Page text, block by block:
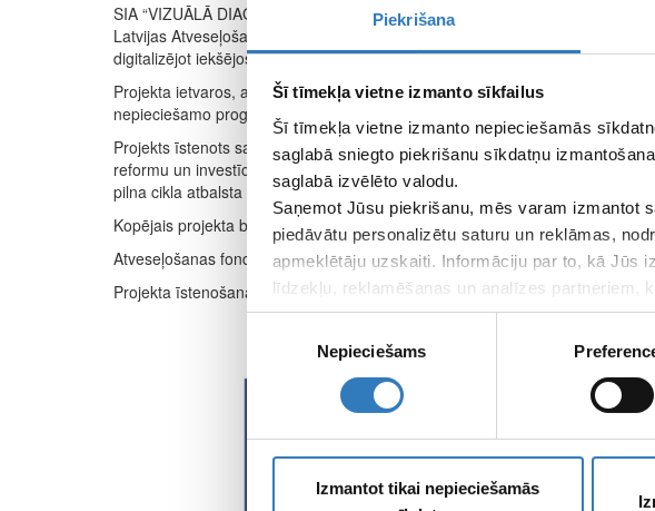
Piekrišana
Šī tīmekļa vietne izmanto sīkfailus
Šī tīmekļa vietne izmanto nepieciešamās
saglabā sniegto piekrišanu sīkdatņu
saglabā izvēlēto valodu.
Saņemot Jūsu piekrišanu, mēs varam izmantot
piedāvātu personalizētu saturu un reklāmas,
apmeklētāju uzskaiti. Informāciju par to, kā Jūs
līdzekļu, reklamēšanas un analīzes partneriem,
apkopo, kad lietojat viņu pakalpojumus.
Nepieciešams
Izmantot tikai nepieciešamās
SIA “VIZUĀLĀ DIAGNOSTIKA” ir īstenojusi projektu “Atbalsts procesu
Latvijas Atveseļošanas un noturības mehānisma plāna ietvaros. Projekta
digitalizējot iekšējos procesus.
Projekta ietvaros, ar Latvijas Investīciju un attīstības aģentūras (LIAA)
nepieciešamo programmatūru, kas nodrošina uzlabotu datu uzglabāšanu,
Projekts īstenots saskaņā ar Latvijas Atveseļošanas un noturības
reformu un investīciju virziena “Uzņēmumu digitālā transformācija un
pilna cikla atbalsta izveide ar reģionālo tvērumu” 2.2.1.2.i. investīcijas
Kopējais projekta budžets: 65 000.00 EUR bez PVN
Atveseļošanas fonda finansējums: 19 500.00 EUR bez PVN
Projekta īstenošanas periods: 02/2025–08/2025